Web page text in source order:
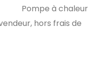
Pompe à chaleur
hors frais de